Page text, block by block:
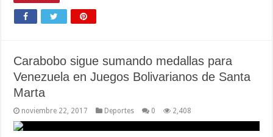
Carabobo sigue sumando medallas para
Venezuela en Juegos Bolivarianos de Santa
Marta
noviembre 22, 2017 Deportes 0 2,408